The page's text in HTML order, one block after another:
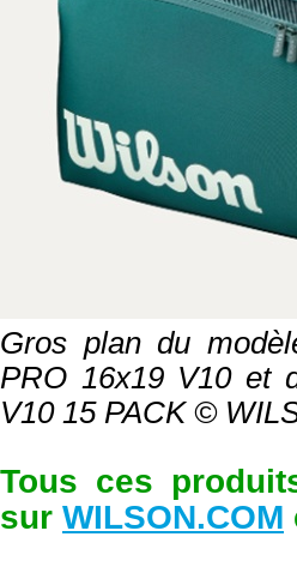
Gros plan du
PRO 16x19 V10 et
V10 15 PACK ©
Tous ces
sur WILSON.COM